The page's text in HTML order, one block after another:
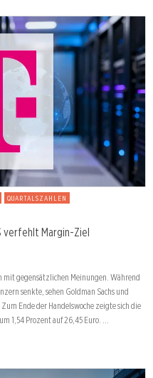
QUARTALSZAHLEN
verfehlt Margin-Ziel
mit gegensätzlichen Meinungen. Während
senkte, sehen Goldman Sachs und
Ende der Handelswoche zeigte sich die
1,54 Prozent auf 26,45 Euro. …